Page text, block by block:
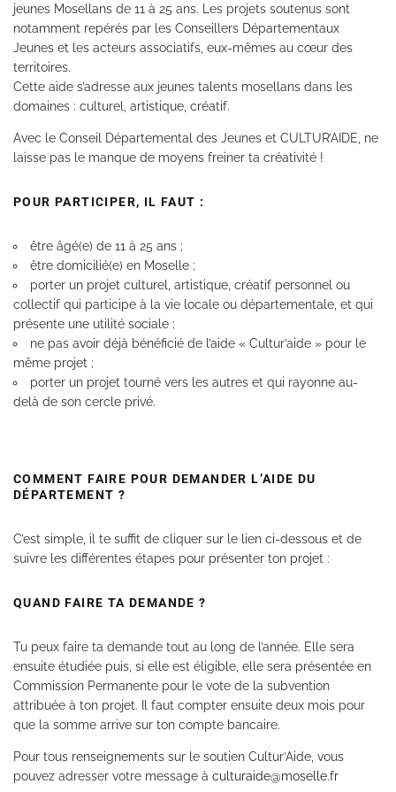
jeunes Mosellans de 11 à 25 ans. Les projets soutenus sont
notamment repérés par les Conseillers Départementaux
Jeunes et les acteurs associatifs, eux-mêmes au cœur des
territoires.
Cette aide s’adresse aux jeunes talents mosellans dans les
domaines : culturel, artistique, créatif.
Avec le Conseil Départemental des Jeunes et CULTUR’AIDE, ne
laisse pas le manque de moyens freiner ta créativité !
POUR PARTICIPER, IL FAUT :
être âgé(e) de 11 à 25 ans ;
être domicilié(e) en Moselle ;
porter un projet culturel, artistique, créatif personnel ou
collectif qui participe à la vie locale ou départementale, et qui
présente une utilité sociale ;
ne pas avoir déjà bénéficié de l’aide « Cultur’aide » pour le
même projet ;
porter un projet tourné vers les autres et qui rayonne au-
delà de son cercle privé.
COMMENT FAIRE POUR DEMANDER L’AIDE DU
DÉPARTEMENT ?
C’est simple, il te suffit de cliquer sur le lien ci-dessous et de
suivre les différentes étapes pour présenter ton projet :
QUAND FAIRE TA DEMANDE ?
Tu peux faire ta demande tout au long de l’année. Elle sera
ensuite étudiée puis, si elle est éligible, elle sera présentée en
Commission Permanente pour le vote de la subvention
attribuée à ton projet. Il faut compter ensuite deux mois pour
que la somme arrive sur ton compte bancaire.
Pour tous renseignements sur le soutien Cultur’Aide, vous
pouvez adresser votre message à culturaide@moselle.fr